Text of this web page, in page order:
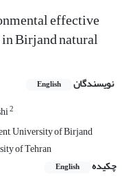
effective
Birjand natural
نویسندگان English
2
University of Birjand
of Tehran
چکیده
English